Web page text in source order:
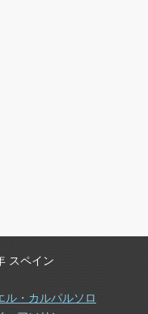
スペイン
ル・カルパルソロ